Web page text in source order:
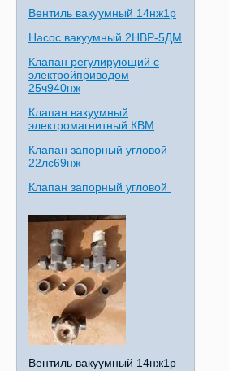
Вентиль вакуумный 14нж1р
Насос вакуумный 2НВР-5ДМ
Клапан регулирующий с
электройприводом
25ч940нж
Клапан вакуумный
электромагнитный КВМ
Клапан запорный угловой
22лс69нж
Клапан запорный угловой
Вентиль вакуумный 14нж1р